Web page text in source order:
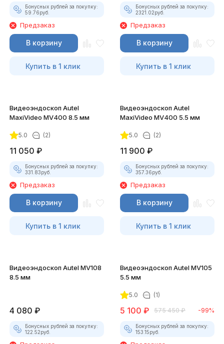
Бонусных рублей за покупку:
59.76руб.
Предзаказ
В корзину
Купить в 1 клик
Бонусных рублей за покупку:
2321.02руб.
Предзаказ
В корзину
Купить в 1 клик
Видеоэндоскоп Autel
MaxiVideo MV400 8.5 мм
5.0 (2)
11 050 ₽
Бонусных рублей за покупку:
331.83руб.
Предзаказ
В корзину
Купить в 1 клик
Видеоэндоскоп Autel
MaxiVideo MV400 5.5 мм
5.0 (2)
11 900 ₽
Бонусных рублей за покупку:
357.36руб.
Предзаказ
В корзину
Купить в 1 клик
Видеоэндоскоп Autel MV108
8.5 мм
4 080 ₽
Бонусных рублей за покупку:
122.52руб.
Видеоэндоскоп Autel MV105
5.5 мм
5.0 (1)
5 100 ₽ 575 450 ₽ -99%
Бонусных рублей за покупку:
153.15руб.